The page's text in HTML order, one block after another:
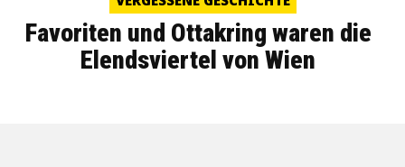
Favoriten und Ottakring waren die
Elendsviertel von Wien